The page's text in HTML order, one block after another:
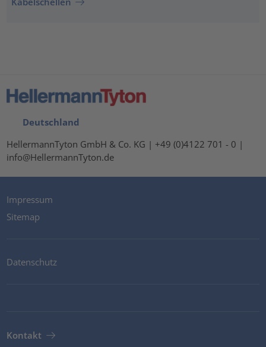
Deutschland
HellermannTyton GmbH & Co. KG | +49 (0)4122 701 - 0 |
info@HellermannTyton.de
Impressum
Sitemap
Datenschutz
Kontakt